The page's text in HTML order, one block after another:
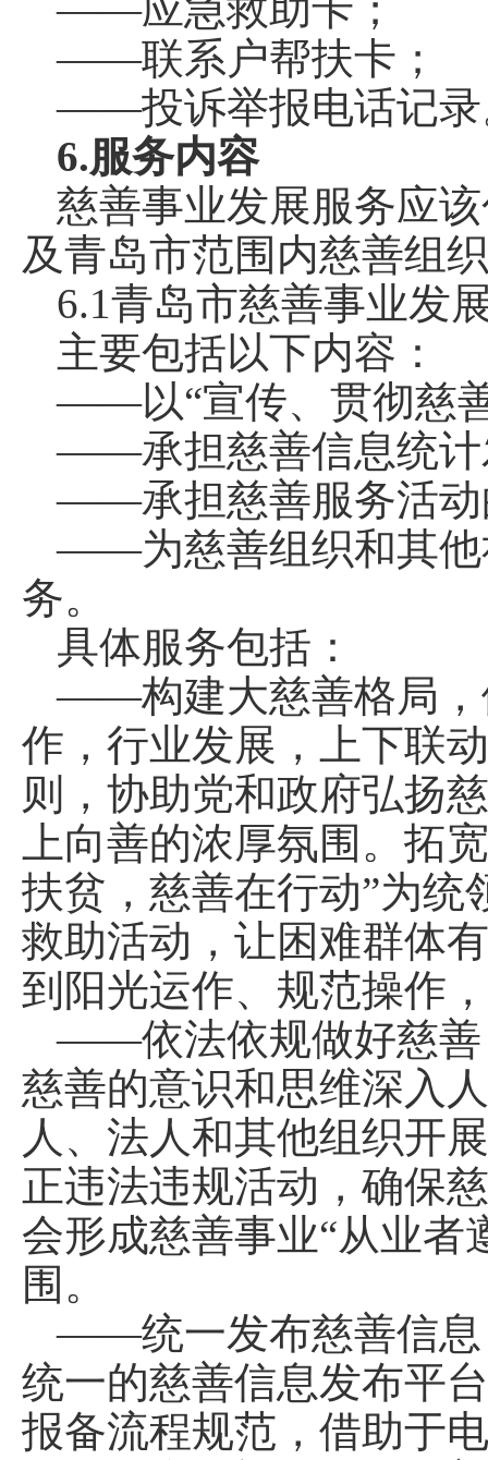
——应急救助卡；
——联系户帮扶卡；
——投诉举报电话记录
6.服务内容
慈善事业发展服务应
及青岛市范围内慈善组
6.1青岛市慈善事业发
主要包括以下内容：
——以“宣传、贯彻慈
——承担慈善信息统计
——承担慈善服务活动
——为慈善组织和其他
务。
具体服务包括：
——构建大慈善格局，
作，行业发展，上下联
则，协助党和政府弘扬
上向善的浓厚氛围。拓
扶贫，慈善在行动”为统
救助活动，让困难群体
到阳光运作、规范操作
——依法依规做好慈善
慈善的意识和思维深入
人、法人和其他组织开
正违法违规活动，确保
会形成慈善事业“从业者
围。
——统一发布慈善信息
统一的慈善信息发布平
报备流程规范，借助于